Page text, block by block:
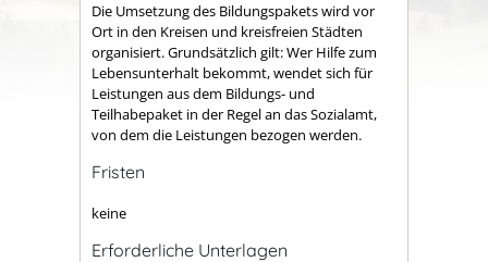
Die Umsetzung des Bildungspakets wird vor
Ort in den Kreisen und kreisfreien Städten
organisiert. Grundsätzlich gilt: Wer Hilfe zum
Lebensunterhalt bekommt, wendet sich für
Leistungen aus dem Bildungs- und
Teilhabepaket in der Regel an das Sozialamt,
von dem die Leistungen bezogen werden.
Fristen
keine
Erforderliche Unterlagen